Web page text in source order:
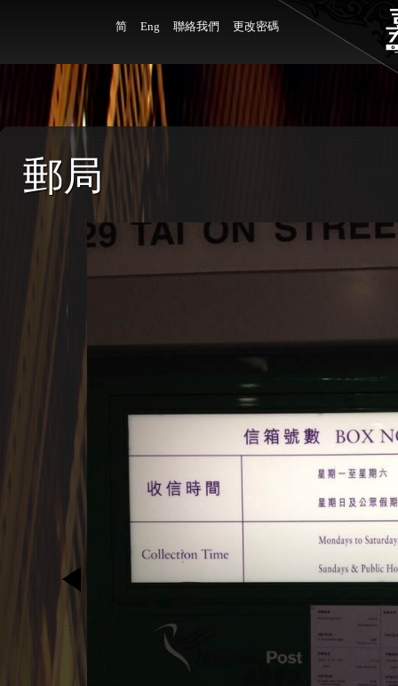
简 Eng 聯絡我們 更改密碼
郵局